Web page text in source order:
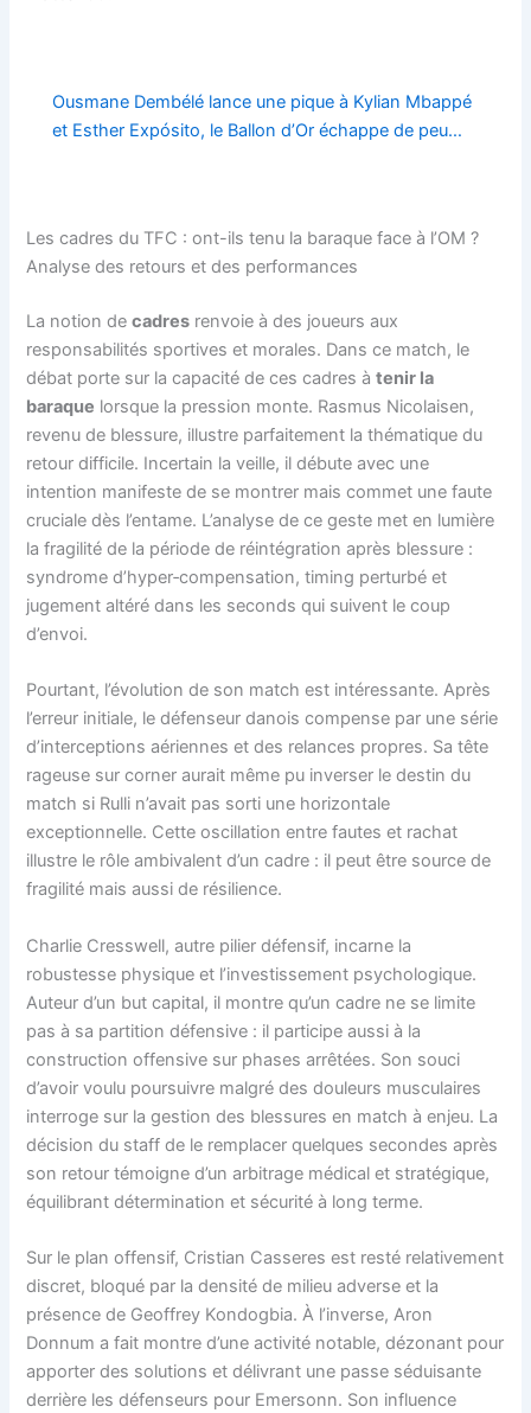
Ousmane Dembélé lance une pique à Kylian Mbappé
et Esther Expósito, le Ballon d’Or échappe de peu…
Les cadres du TFC : ont-ils tenu la baraque face à l’OM ?
Analyse des retours et des performances
La notion decadres renvoie à des joueurs aux
responsabilités sportives et morales. Dans ce match, le
débat porte sur la capacité de ces cadres àtenir la
baraque lorsque la pression monte. Rasmus Nicolaisen,
revenu de blessure, illustre parfaitement la thématique du
retour difficile. Incertain la veille, il débute avec une
intention manifeste de se montrer mais commet une faute
cruciale dès l’entame. L’analyse de ce geste met en lumière
la fragilité de la période de réintégration après blessure :
syndrome d’hyper‑compensation, timing perturbé et
jugement altéré dans les seconds qui suivent le coup
d’envoi.
Pourtant, l’évolution de son match est intéressante. Après
l’erreur initiale, le défenseur danois compense par une série
d’interceptions aériennes et des relances propres. Sa tête
rageuse sur corner aurait même pu inverser le destin du
match si Rulli n’avait pas sorti une horizontale
exceptionnelle. Cette oscillation entre fautes et rachat
illustre le rôle ambivalent d’un cadre : il peut être source de
fragilité mais aussi de résilience.
Charlie Cresswell, autre pilier défensif, incarne la
robustesse physique et l’investissement psychologique.
Auteur d’un but capital, il montre qu’un cadre ne se limite
pas à sa partition défensive : il participe aussi à la
construction offensive sur phases arrêtées. Son souci
d’avoir voulu poursuivre malgré des douleurs musculaires
interroge sur la gestion des blessures en match à enjeu. La
décision du staff de le remplacer quelques secondes après
son retour témoigne d’un arbitrage médical et stratégique,
équilibrant détermination et sécurité à long terme.
Sur le plan offensif, Cristian Casseres est resté relativement
discret, bloqué par la densité de milieu adverse et la
présence de Geoffrey Kondogbia. À l’inverse, Aron
Donnum a fait montre d’une activité notable, dézonant pour
apporter des solutions et délivrant une passe séduisante
derrière les défenseurs pour Emersonn. Son influence